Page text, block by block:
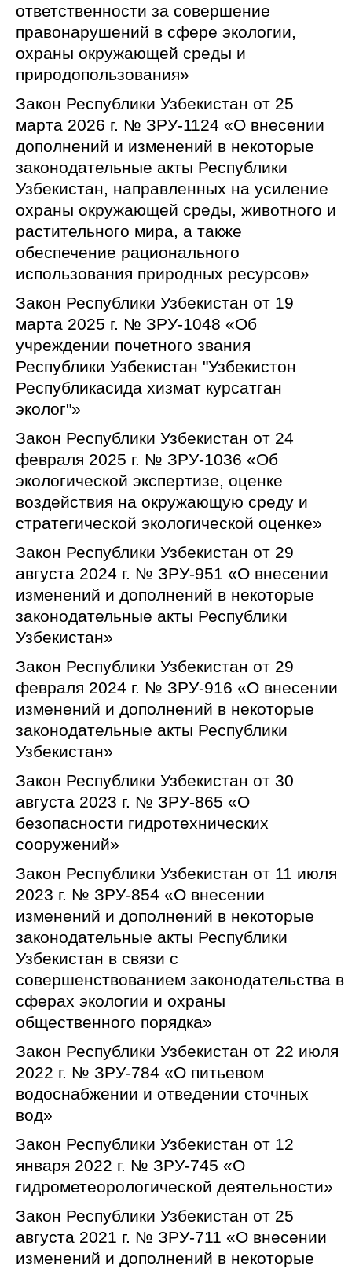
ответственности за совершение
правонарушений в сфере экологии,
охраны окружающей среды и
природопользования»
Закон Республики Узбекистан от 25
марта 2026 г. № ЗРУ-1124 «О внесении
дополнений и изменений в некоторые
законодательные акты Республики
Узбекистан, направленных на усиление
охраны окружающей среды, животного и
растительного мира, а также
обеспечение рационального
использования природных ресурсов»
Закон Республики Узбекистан от 19
марта 2025 г. № ЗРУ-1048 «Об
учреждении почетного звания
Республики Узбекистан "Узбекистон
Республикасида хизмат курсатган
эколог"»
Закон Республики Узбекистан от 24
февраля 2025 г. № ЗРУ-1036 «Об
экологической экспертизе, оценке
воздействия на окружающую среду и
стратегической экологической оценке»
Закон Республики Узбекистан от 29
августа 2024 г. № ЗРУ-951 «О внесении
изменений и дополнений в некоторые
законодательные акты Республики
Узбекистан»
Закон Республики Узбекистан от 29
февраля 2024 г. № ЗРУ-916 «О внесении
изменений и дополнений в некоторые
законодательные акты Республики
Узбекистан»
Закон Республики Узбекистан от 30
августа 2023 г. № ЗРУ-865 «О
безопасности гидротехнических
сооружений»
Закон Республики Узбекистан от 11 июля
2023 г. № ЗРУ-854 «О внесении
изменений и дополнений в некоторые
законодательные акты Республики
Узбекистан в связи с
совершенствованием законодательства в
сферах экологии и охраны
общественного порядка»
Закон Республики Узбекистан от 22 июля
2022 г. № ЗРУ-784 «О питьевом
водоснабжении и отведении сточных
вод»
Закон Республики Узбекистан от 12
января 2022 г. № ЗРУ-745 «О
гидрометеорологической деятельности»
Закон Республики Узбекистан от 25
августа 2021 г. № ЗРУ-711 «О внесении
изменений и дополнений в некоторые